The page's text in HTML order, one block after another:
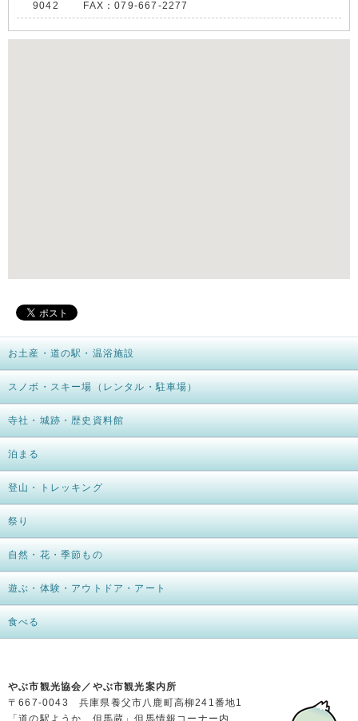
9042 FAX：079-667-2277
お土産・道の駅・温浴施設
スノボ・スキー場（レンタル・駐車場）
寺社・城跡・歴史資料館
泊まる
登山・トレッキング
祭り
自然・花・季節もの
遊ぶ・体験・アウトドア・アート
食べる
やぶ市観光協会／やぶ市観光案内所
〒667-0043 兵庫県養父市八鹿町高柳241番地1
「道の駅ようか 但馬蔵」但馬情報コーナー内